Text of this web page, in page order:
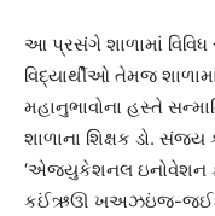
આ પ્રસંગે શાળામાં વિવિધ
વિદ્યાર્થીઓ તેમજ
મહાનુભાવોના હસ્તે
શાળાના શિક્ષક ડો. સંજય
‘એજ્યુકેશનલ ઇનોવેશન
કઈંઋઊ ખઅઝઇંજ-